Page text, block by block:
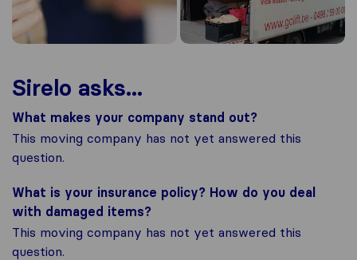
Sirelo asks...
What makes your company stand out?
This moving company has not yet answered this
question.
What is your insurance policy? How do you deal
with damaged items?
This moving company has not yet answered this
question.